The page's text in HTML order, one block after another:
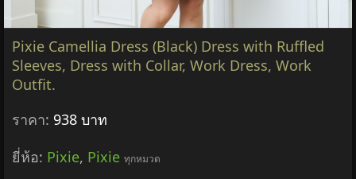
Pixie Camellia Dress (Black) Dress with Ruffled
Sleeves, Dress with Collar, Work Dress, Work
Outfit.
ราคา: 938 บาท
ยี่ห้อ: Pixie, Pixie ทุกหมวด